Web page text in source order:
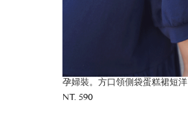
孕婦裝。方口領側袋蛋糕裙短洋
NT. 590